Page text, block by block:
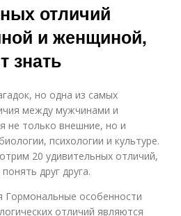
отличий
и женщиной,
знать
но одна из самых
между мужчинами и
не только внешние, но и
психологии и культуре.
20 удивительных отличий,
друг друга.
Гормональные особенности
отличий являются